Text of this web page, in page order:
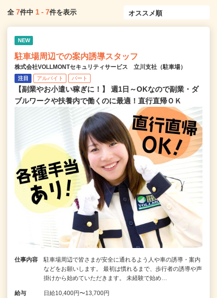
全 7件中 1 - 7件を表示
NEW
駐車場周辺での案内誘導スタッフ
株式会社VOLLMONTセキュリティサービス 立川支社（駐車場）
注目 アルバイト パート
【副業やお小遣い稼ぎに！】 週1日～OKなので副業・ダ
ブルワークや扶養内で働くのに最適！直行直帰ＯＫ
仕事内容
駐車場周辺で皆さまが安全に通れるよう人や車の誘導・案内
などをお願いします。 最初は慣れるまで、歩行者の誘導や声
掛けから始めていただきます。 未経験で始め…
給与 日給10,400円〜13,700円